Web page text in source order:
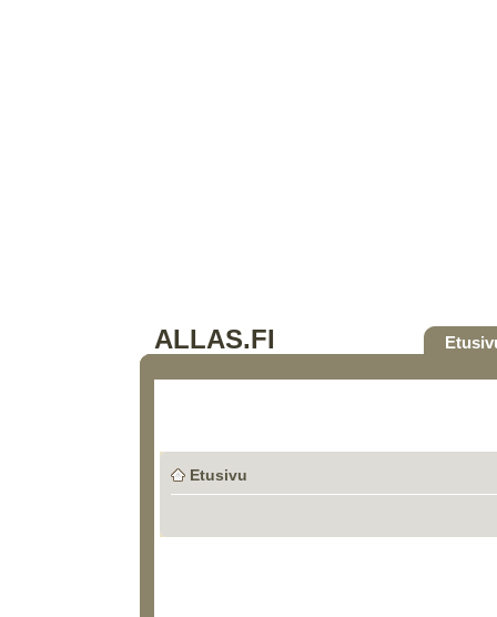
ALLAS.FI
Etusivu